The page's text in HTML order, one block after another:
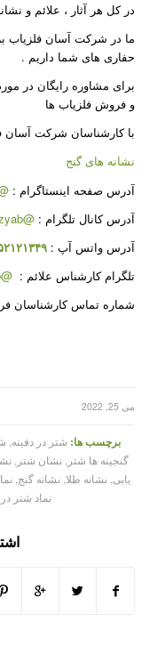
در کل هر آثار ، علائم و
ما در شرکت آسان فلزیاب
حفاری های شما داریم .
برای مشاوره رایگان در
و فروش فلزیاب ها
با کارشناسان شرکت آسان
نشانه های گنج
آدرس صفحه اینستاگرام :
آدرس کانال تلگرام : @asanfelezyab
آدرس واتس آپ :
تلگرام کارشناس علائم : @karshenas_asanfelezyab
شماره تماس کارشناسان
می 25, 2022
برچسب ها: شتر در دفینه
گنجینه ها شتر
نشان شتر
یابی ,نشانه طلا ,نشانه گنج ,
نماد شتر